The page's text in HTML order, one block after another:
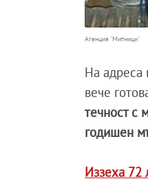
Агенция "Митници"
На адреса
вече
течност с
годишен
Иззеха 72